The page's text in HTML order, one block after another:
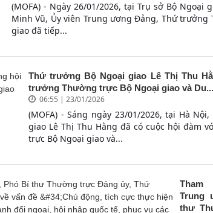
(MOFA) - Ngày 26/01/2026, tại Trụ sở Bộ Ngoại
Minh Vũ, Ủy viên Trung ương Đảng, Thứ trưởng
giao đã tiếp...
Thứ trưởng Bộ Ngoại giao Lê Thị Thu
trưởng Thường trực Bộ Ngoại giao và Du...
06:55 | 23/01/2026
(MOFA) - Sáng ngày 23/01/2026, tại Hà
giao Lê Thị Thu Hằng đã có cuộc hội đàm
trực Bộ Ngoại giao và...
Tham
Trung
thư